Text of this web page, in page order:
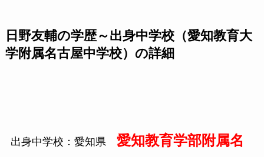
日野友輔の学歴～出身中学校（愛知教育大
学附属名古屋中学校）の詳細
出身中学校：愛知県 愛知教育学部附属名